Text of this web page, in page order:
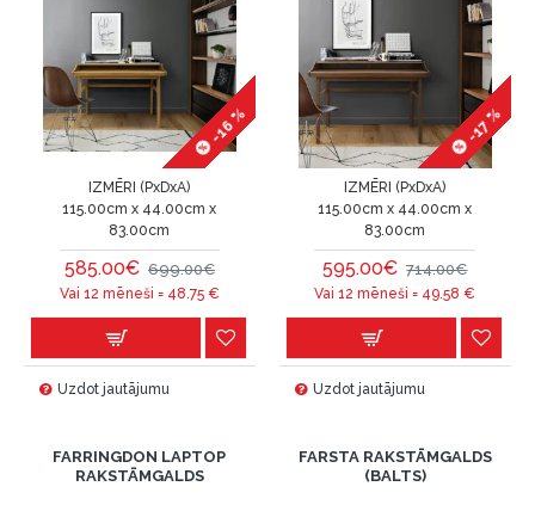
-16 %
IZMĒRI (PxDxA)
115.00cm x 44.00cm x
83.00cm
585.00€ 699.00€
Vai 12 mēneši = 48.75€
Uzdot jautājumu
-17 %
IZMĒRI (PxDxA)
115.00cm x 44.00cm x
83.00cm
595.00€ 714.00€
Vai 12 mēneši = 49.58 €
Uzdot jautājumu
FARRINGDON LAPTOP
RAKSTĀMGALDS
FARSTA RAKSTĀMGALDS
(BALTS)